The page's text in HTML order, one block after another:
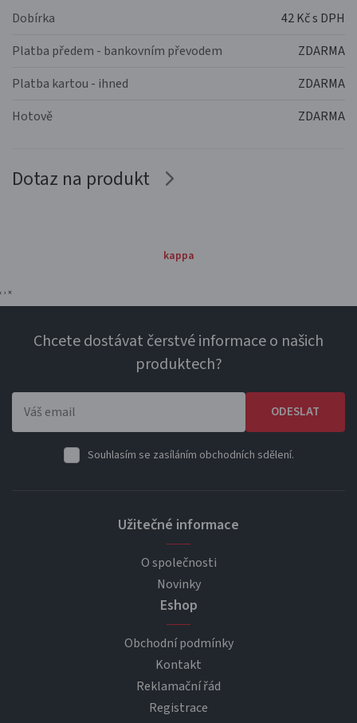
Dobírka
42 Kč s DPH
Platba předem - bankovním převodem
ZDARMA
Platba kartou - ihned
ZDARMA
Hotově
ZDARMA
Dotaz na produkt
kappa
‹ › ×
Chcete dostávat čerstvé informace o našich
produktech?
ODESLAT
Souhlasím se zasíláním obchodních sdělení.
Užitečné informace
O společnosti
Novinky
Eshop
Obchodní podmínky
Kontakt
Reklamační řád
Registrace